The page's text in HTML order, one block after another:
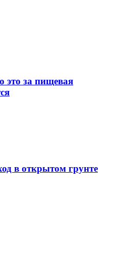
это за пищевая
в открытом грунте